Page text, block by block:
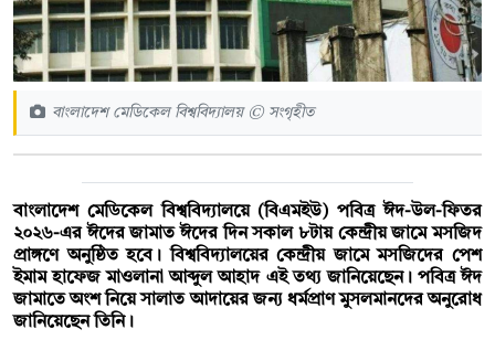
বাংলাদেশ মেডিকেল বিশ্ববিদ্যালয় © সংগৃহীত
বাংলাদেশ মেডিকেল বিশ্ববিদ্যালয়ে (বিএমইউ) পবিত্র ঈদ-উল-ফিতর
২০২৬-এর ঈদের জামাত ঈদের দিন সকাল ৮টায় কেন্দ্রীয় জামে মসজিদ
প্রাঙ্গণে অনুষ্ঠিত হবে। বিশ্ববিদ্যালয়ের কেন্দ্রীয় জামে মসজিদের পেশ
ইমাম হাফেজ মাওলানা আব্দুল আহাদ এই তথ্য জানিয়েছেন। পবিত্র ঈদ
জামাতে অংশ নিয়ে সালাত আদায়ের জন্য ধর্মপ্রাণ মুসলমানদের অনুরোধ
জানিয়েছেন তিনি।